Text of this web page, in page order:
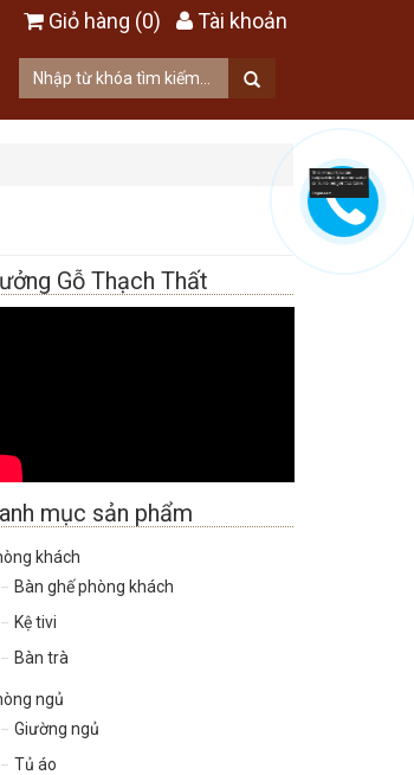
Giỏ hàng (0) Tài khoản
Gỗ Thạch Thất
mục sản phẩm
khách
Bàn ghế phòng khách
Kệ tivi
Bàn trà
ngủ
Giường ngủ
Tủ áo